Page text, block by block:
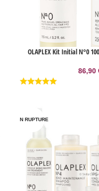
OLAPLEX Kit Initial N°0
86,90
EN RUPTURE